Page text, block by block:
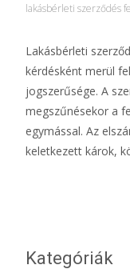
lakásbérleti szerződés
Lakásbérleti
kérdésként merül
jogszerűsége. A
megszűnésekor a
egymással. Az
keletkezett károk,
Kategóriák